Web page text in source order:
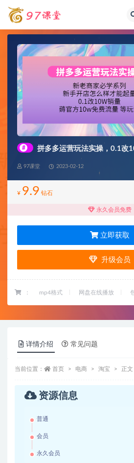
# 拼多多运营玩法实操，0.1改
97课堂 2023-02-12
¥ 9.9 钻石
永久会员免费
立即获取
升级会员
： mp4格式 网盘在线播放
详情介绍 常见问题
当前位置： 首页 电商 淘宝 正文
资源信息
普通
会员
永久会员